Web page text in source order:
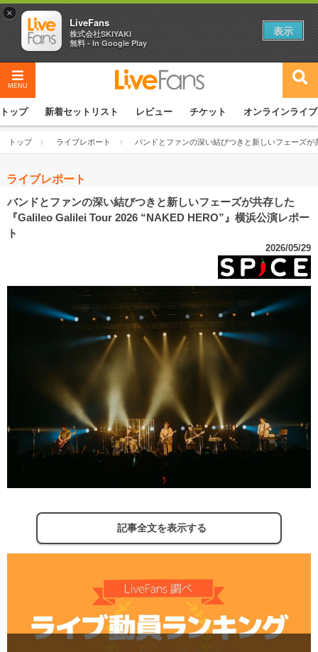
MENU
トップ 新着セットリスト レビュー チケット オンラインライブ
トップ ライブレポート バンドとファンの深い結びつきと新しいフェーズが
ライブレポート
バンドとファンの深い結びつきと新しいフェーズが共存した
『Galileo Galilei Tour 2026 “NAKED HERO”』横浜公演レポー
ト
2026/05/29
記事全文を表示する
×
LiveFans
株式会社SKIYAKI
無料 - In Google Play
表示